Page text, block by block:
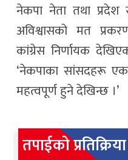
नेकपा नेता तथा प्रदेश
अविश्वासको मत
कांग्रेस निर्णायक
‘नेकपाका सांसदहरू
महत्वपूर्ण हुने देखिन्छ ।’
तपाईको प्रतिक्रिया